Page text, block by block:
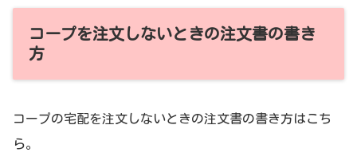
コープを注文しないときの注文書の書き
方
コープの宅配を注文しないときの注文書の書き方はこち
ら。